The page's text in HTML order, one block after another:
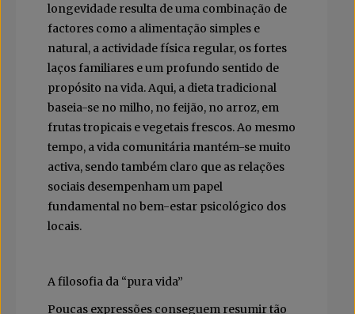
longevidade resulta de uma combinação de
factores como a alimentação simples e
natural, a actividade física regular, os fortes
laços familiares e um profundo sentido de
propósito na vida. Aqui, a dieta tradicional
baseia-se no milho, no feijão, no arroz, em
frutas tropicais e vegetais frescos. Ao mesmo
tempo, a vida comunitária mantém-se muito
activa, sendo também claro que as relações
sociais desempenham um papel
fundamental no bem-estar psicológico dos
locais.
A filosofia da “pura vida”
Poucas expressões conseguem resumir tão